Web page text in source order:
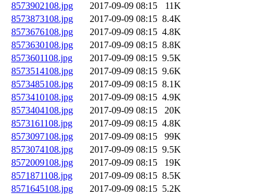
8573902108.jpg
2017-09-09 08:15
11K
8573873108.jpg
2017-09-09 08:15 8.4K
8573676108.jpg
2017-09-09 08:15 4.8K
8573630108.jpg
2017-09-09 08:15 8.8K
8573601108.jpg
2017-09-09 08:15 9.5K
8573514108.jpg
2017-09-09 08:15 9.6K
8573485108.jpg
2017-09-09 08:15 8.1K
8573410108.jpg
2017-09-09 08:15 4.9K
8573404108.jpg
2017-09-09 08:15
20K
8573161108.jpg
2017-09-09 08:15 4.8K
8573097108.jpg
2017-09-09 08:15
99K
8573074108.jpg
2017-09-09 08:15 9.5K
8572009108.jpg
2017-09-09 08:15
19K
8571871108.jpg
2017-09-09 08:15 8.5K
8571645108.jpg
2017-09-09 08:15 5.2K